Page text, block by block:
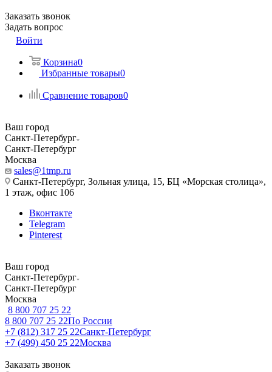
Заказать звонок
Задать вопрос
Войти
Корзина0
Избранные товары0
Сравнение товаров0
Ваш город
Санкт-Петербург
Санкт-Петербург
Москва
sales@1tmp.ru
Санкт-Петербург, Зольная улица, 15, БЦ «Морская столица»,
1 этаж, офис 106
Вконтакте
Telegram
Pinterest
Ваш город
Санкт-Петербург
Санкт-Петербург
Москва
8 800 707 25 22
8 800 707 25 22По России
+7 (812) 317 25 22Санкт-Петербург
+7 (499) 450 25 22Москва
Заказать звонок